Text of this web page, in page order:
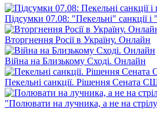
Підсумки 07.08: "Пекельні" санкції і
Вторгнення Росії в Україну. Онлайн
Війна на Близькому Сході. Онлайн
Пекельні санкції. Рішення Сената
"Полювати на лучника, а не на